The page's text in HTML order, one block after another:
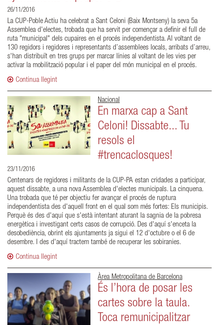
26/11/2016
La CUP-Poble Actiu ha celebrat a Sant Celoni (Baix Montseny) la seva 5a
Assemblea d'electes, trobada que ha servit per començar a definir el full de
ruta "municipal" dels cupaires en el procés independentista. Al voltant de
130 regidors i regidores i representants d’assemblees locals, arribats d’arreu,
s'han distribuït en tres grups per marcar línies al voltant de les vies per
activar la mobilització popular i el paper del món municipal en el procés.
Continua llegint
Nacional
En marxa cap a Sant
Celoni! Dissabte... Tu
resols el
#trencaclosques!
23/11/2016
Centenars de regidores i militants de la CUP-PA estan cridades a participar,
aquest dissabte, a una nova Assemblea d'electes municipals. La cinquena.
Una trobada que té per objectiu fer avançar el procés de ruptura
independentista des d'aquell front en el qual som més fortes: Els municipis.
Perquè és des d'aquí que s'està intentant aturant la sagnia de la pobresa
energètica i investigant certs casos de corrupció. Des d'aquí s'enceta la
desobediència, obrint els ajuntaments ja sigui el 12 d'octubre o el 6 de
desembre. I des d'aquí tractem també de recuperar les sobiranies.
Continua llegint
Àrea Metropolitana de Barcelona
És l’hora de posar les
cartes sobre la taula.
Toca remunicipalitzar